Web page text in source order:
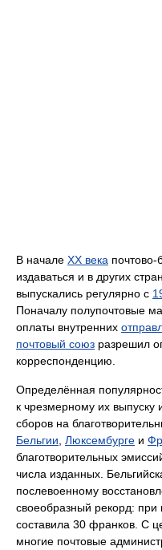
В начале XX века почтово-
издаваться и в других
выпускались регулярно с
Поначалу полупочтовые
оплаты внутренних
почтовый союз разрешил
корреспонденцию.
Определённая
к чрезмерному их
сборов на
Бельгии Люксембурге и
благотворительных
числа изданных.
послевоенному
своеобразный рекорд: при
составила 30 франков. С
многие почтовые